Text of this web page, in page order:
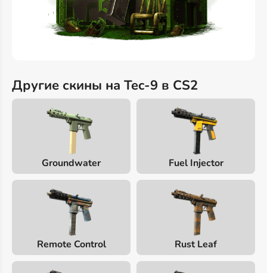
Другие скины на Tec-9 в CS2
Groundwater Fuel Injector
Remote Control Rust Leaf